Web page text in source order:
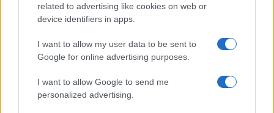
related to advertising like cookies on web or
device identifiers in apps.
I want to allow my user data to be sent to
Google for online advertising purposes.
I want to allow Google to send me
personalized advertising.